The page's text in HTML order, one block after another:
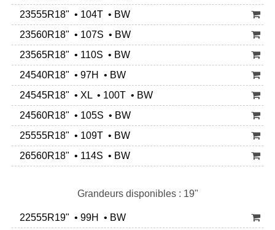
23555R18" • 104T • BW
23560R18" • 107S • BW
23565R18" • 110S • BW
24540R18" • 97H • BW
24545R18" • XL • 100T • BW
24560R18" • 105S • BW
25555R18" • 109T • BW
26560R18" • 114S • BW
Grandeurs disponibles : 19"
22555R19" • 99H • BW